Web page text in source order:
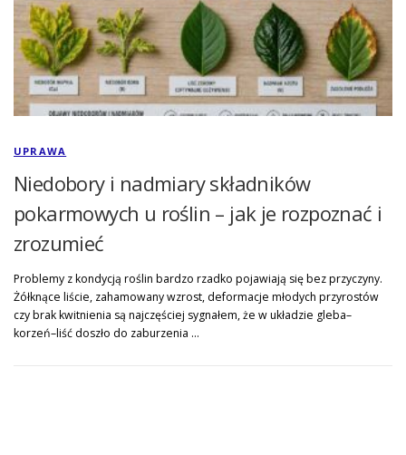
UPRAWA
Niedobory i nadmiary składników
pokarmowych u roślin – jak je rozpoznać i
zrozumieć
Problemy z kondycją roślin bardzo rzadko pojawiają się bez przyczyny.
Żółknące liście, zahamowany wzrost, deformacje młodych przyrostów
czy brak kwitnienia są najczęściej sygnałem, że w układzie gleba–
korzeń–liść doszło do zaburzenia …